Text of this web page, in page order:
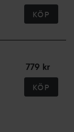
KÖP
779 kr
KÖP